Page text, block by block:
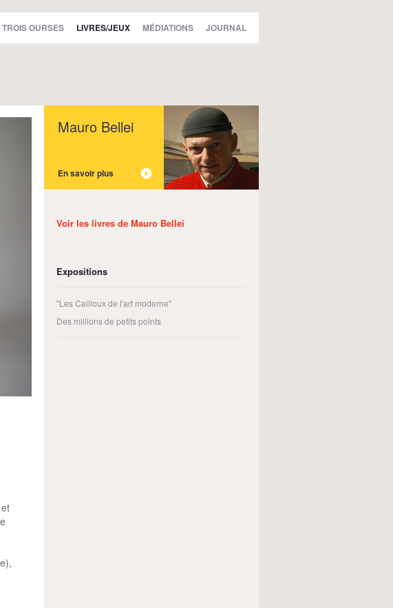
TROIS OURSES LIVRES/JEUX MÉDIATIONS JOURNAL
Mauro Bellei
En savoir plus
Voir les livres de Mauro Bellei
Expositions
"Les Cailloux de l'art moderne"
Des millions de petits points